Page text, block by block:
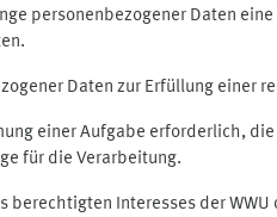
personenbezogener Daten
Daten zur Erfüllung einer
einer Aufgabe erforderlich,
für die Verarbeitung.
berechtigten Interesses der